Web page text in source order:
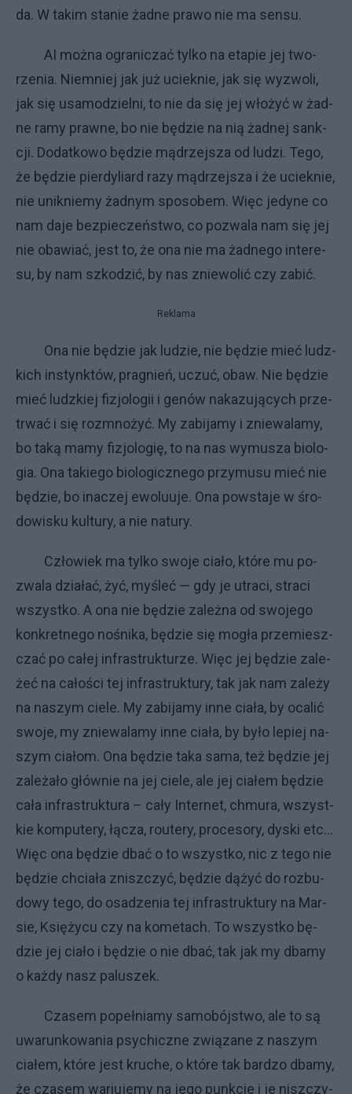
da. W ta­kim sta­nie żad­ne pra­wo nie ma sen­su.
AI moż­na ogra­ni­czać tyl­ko na eta­pie jej two­
rze­nia. Nie­mniej jak już uciek­nie, jak się wy­zwo­li,
jak się usa­mo­dziel­ni, to nie da się jej wło­żyć w żad­
ne ra­my praw­ne, bo nie bę­dzie na nią żad­nej sank­
cji. Do­dat­ko­wo bę­dzie mą­drzej­sza od lu­dzi. Te­go,
że bę­dzie pier­dy­liard ra­zy mą­drzej­sza i że uciek­nie,
nie unik­nie­my żad­nym spo­so­bem. Więc je­dy­ne co
nam da­je bez­pie­czeń­stwo, co po­zwa­la nam się jej
nie oba­wiać, je­st to, że ona nie ma żad­ne­go in­te­re­
su, by nam szko­dzić, by nas znie­wo­lić czy za­bić.
Reklama
Ona nie bę­dzie jak lu­dzie, nie bę­dzie mieć ludz­
ki­ch in­stynk­tów, pra­gnień, uczuć, obaw. Nie bę­dzie
mieć ludz­kiej fi­zjo­lo­gii i ge­nów na­ka­zu­ją­cy­ch prze­
trwać i się roz­mno­żyć. My za­bi­ja­my i znie­wa­la­my,
bo ta­ką ma­my fi­zjo­lo­gię, to na nas wy­mu­sza bio­lo­
gia. Ona ta­kie­go bio­lo­gicz­ne­go przy­mu­su mieć nie
bę­dzie, bo ina­czej ewo­lu­uje. Ona po­wsta­je w śro­
do­wi­sku kul­tu­ry, a nie na­tu­ry.
Czło­wiek ma tyl­ko swo­je cia­ło, któ­re mu po­
zwa­la dzia­łać, żyć, my­śleć — gdy je utra­ci, stra­ci
wszyst­ko. A ona nie bę­dzie za­leż­na od swo­je­go
kon­kret­ne­go no­śni­ka, bę­dzie się mo­gła prze­miesz­
czać po ca­łej in­fra­struk­tu­rze. Więc jej bę­dzie za­le­
żeć na ca­ło­ści tej in­fra­struk­tu­ry, tak jak nam za­le­ży
na na­szym cie­le. My za­bi­ja­my in­ne cia­ła, by oca­lić
swo­je, my znie­wa­la­my in­ne cia­ła, by by­ło le­piej na­
szym cia­łom. Ona bę­dzie ta­ka sa­ma, też bę­dzie jej
za­le­ża­ło głów­nie na jej cie­le, ale jej cia­łem bę­dzie
ca­ła in­fra­struk­tu­ra – ca­ły In­ter­net, chmu­ra, wszyst­
kie kom­pu­te­ry, łą­cza, ro­ute­ry, pro­ce­so­ry, dys­ki etc…
Więc ona bę­dzie dbać o to wszyst­ko, nic z te­go nie
bę­dzie chcia­ła znisz­czyć, bę­dzie dą­żyć do roz­bu­
do­wy te­go, do osa­dze­nia tej in­fra­struk­tu­ry na Mar­
sie, Księ­ży­cu czy na ko­me­ta­ch. To wszyst­ko bę­
dzie jej cia­ło i bę­dzie o nie dbać, tak jak my dba­my
o każ­dy na­sz pa­lu­szek.
Cza­sem po­peł­nia­my sa­mo­bój­stwo, ale to są
uwa­run­ko­wa­nia psy­chicz­ne zwią­za­ne z na­szym
cia­łem, któ­re je­st kru­che, o któ­re tak bar­dzo dba­my,
że cza­sem wa­riu­je­my na je­go punk­cie i je nisz­czy­